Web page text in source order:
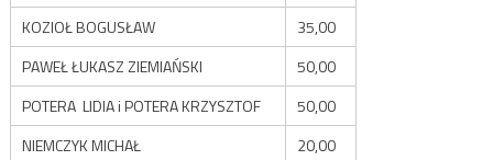
KOZIOŁ BOGUSŁAW
35,00
PAWEŁ ŁUKASZ ZIEMIAŃSKI
50,00
POTERA LIDIA i POTERA KRZYSZTOF
50,00
NIEMCZYK MICHAŁ
20,00